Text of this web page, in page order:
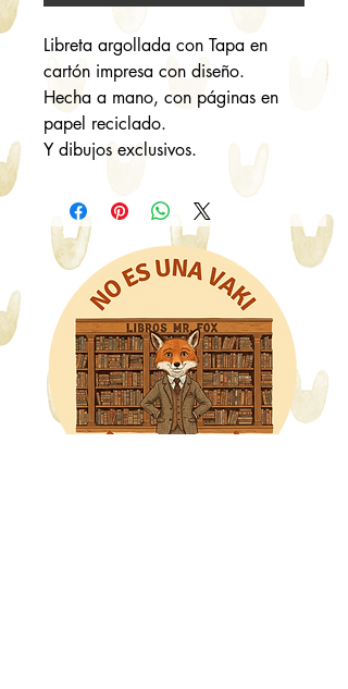
Libreta argollada con Tapa en
cartón impresa con diseño.
Hecha a mano, con páginas en
papel reciclado.
Y dibujos exclusivos.